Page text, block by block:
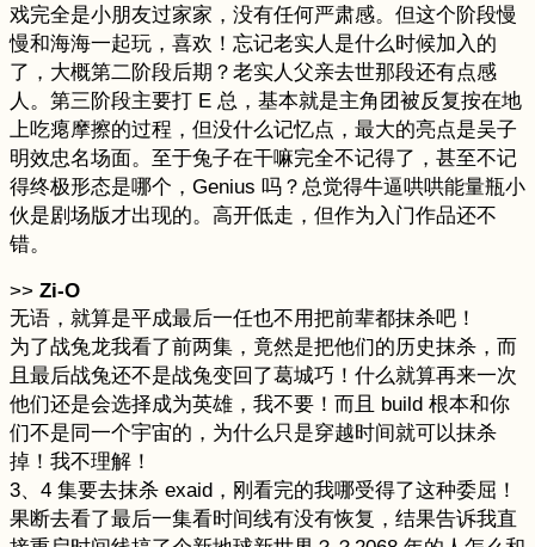
戏完全是小朋友过家家，没有任何严肃感。但这个阶段慢
慢和海海一起玩，喜欢！忘记老实人是什么时候加入的
了，大概第二阶段后期？老实人父亲去世那段还有点感
人。第三阶段主要打 E 总，基本就是主角团被反复按在地
上吃瘪摩擦的过程，但没什么记忆点，最大的亮点是吴子
明效忠名场面。至于兔子在干嘛完全不记得了，甚至不记
得终极形态是哪个，Genius 吗？总觉得牛逼哄哄能量瓶小
伙是剧场版才出现的。高开低走，但作为入门作品还不
错。
>> Zi-O
无语，就算是平成最后一任也不用把前辈都抹杀吧！
为了战兔龙我看了前两集，竟然是把他们的历史抹杀，而
且最后战兔还不是战兔变回了葛城巧！什么就算再来一次
他们还是会选择成为英雄，我不要！而且 build 根本和你
们不是同一个宇宙的，为什么只是穿越时间就可以抹杀
掉！我不理解！
3、4 集要去抹杀 exaid，刚看完的我哪受得了这种委屈！
果断去看了最后一集看时间线有没有恢复，结果告诉我直